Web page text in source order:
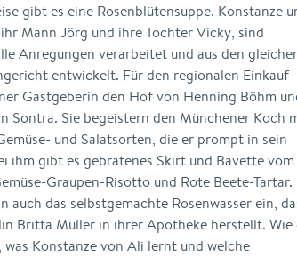
gibt es eine Rosenblütensuppe. Konstanze
Mann Jörg und ihre Tochter Vicky, sind
Anregungen verarbeitet und aus den
entwickelt. Für den regionalen Einkauf
Gastgeberin den Hof von Henning Böhm
Sontra. Sie begeistern den Münchener Koch
und Salatsorten, die er prompt in sein
ihm gibt es gebratenes Skirt und Bavette vom
Graupen-Risotto und Rote Beete-Tartar.
auch das selbstgemachte Rosenwasser ein,
Britta Müller in ihrer Apotheke herstellt. Wie
was Konstanze von Ali lernt und welche